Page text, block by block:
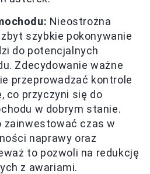
Nieostrożna
szybkie pokonywanie
do potencjalnych
Zdecydowanie ważne
przeprowadzać kontrole
co przyczyni się do
w dobrym stanie.
zainwestować czas w
naprawy oraz
to pozwoli na redukcję
z awariami.